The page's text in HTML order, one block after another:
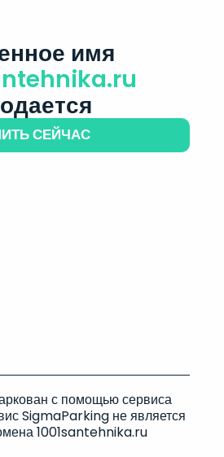
имя
СЕЙЧАС
с помощью сервиса
SigmaParking не является
1001santehnika.ru